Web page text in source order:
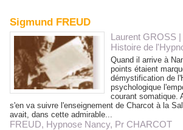
Sigmund FREUD
Laurent GROSS
Histoire de
Quand il arrive à
points étaient
démystification de
psychologique
courant somatique.
s'en va suivre l'enseignement de Charcot à la
avait, dans cette admirable...
FREUD, Hypnose Nancy, Pr CHARCOT